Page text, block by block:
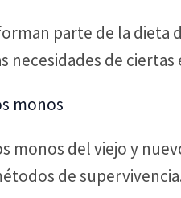
parte de la dieta
necesidades de ciertas
monos
monos del viejo y
de